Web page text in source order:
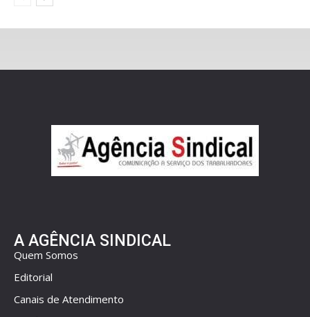
A AGÊNCIA SINDICAL
Quem Somos
Editorial
Canais de Atendimento